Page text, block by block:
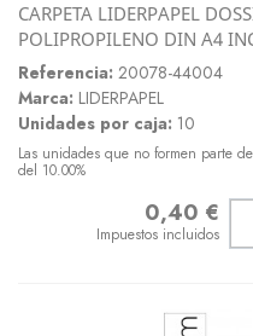
CARPETA LIDERPAPEL
POLIPROPILENO DIN A4
Referencia: 20078-44004
Marca: LIDERPAPEL
Unidades por caja: 10
Las unidades que no formen parte
del 10.00%
0,40 €
Impuestos incluidos